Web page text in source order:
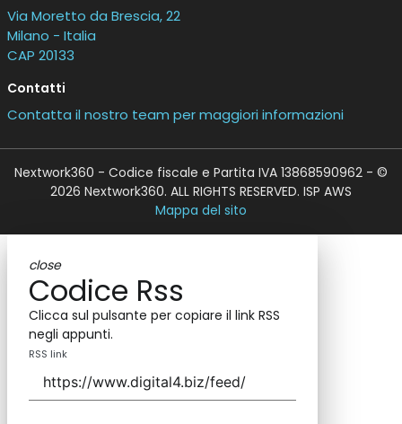
Via Moretto da Brescia, 22
Milano - Italia
CAP 20133
Contatti
Contatta il nostro team per maggiori informazioni
Nextwork360 - Codice fiscale e Partita IVA 13868590962 - ©
2026 Nextwork360. ALL RIGHTS RESERVED. ISP AWS
Mappa del sito
close
Codice Rss
Clicca sul pulsante per copiare il link RSS
negli appunti.
RSS link